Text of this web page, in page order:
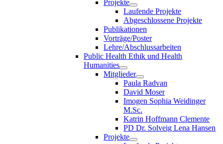
Projekte
Laufende Projekte
Abgeschlossene Projekte
Publikationen
Vorträge/Poster
Lehre/Abschlussarbeiten
Public Health Ethik und Health
Humanities
Mitglieder
Paula Radvan
David Moser
Imogen Sophia Weidinger
M.Sc.
Katrin Hoffmann Clemente
PD Dr. Solveig Lena Hansen
Projekte